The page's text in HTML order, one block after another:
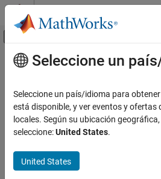
Saltar al contenido
Mostrar/ocultar menú
Recurso
Contenido principal
Seleccione un
Seleccione un país/idioma para
está disponible, y ver eventos y ofertas
locales. Según su ubicación
seleccione:United States.
United States